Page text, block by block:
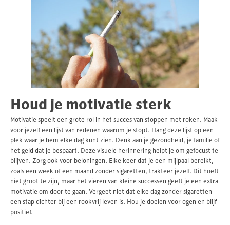
Houd je motivatie sterk
Motivatie speelt een grote rol in het succes van stoppen met roken. Maak
voor jezelf een lijst van redenen waarom je stopt. Hang deze lijst op een
plek waar je hem elke dag kunt zien. Denk aan je gezondheid, je familie of
het geld dat je bespaart. Deze visuele herinnering helpt je om gefocust te
blijven. Zorg ook voor beloningen. Elke keer dat je een mijlpaal bereikt,
zoals een week of een maand zonder sigaretten, trakteer jezelf. Dit hoeft
niet groot te zijn, maar het vieren van kleine successen geeft je een extra
motivatie om door te gaan. Vergeet niet dat elke dag zonder sigaretten
een stap dichter bij een rookvrij leven is. Hou je doelen voor ogen en blijf
positief.